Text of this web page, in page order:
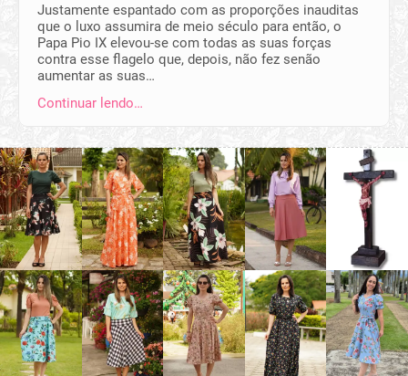
Justamente espantado com as proporções inauditas
que o luxo assumira de meio século para então, o
Papa Pio IX elevou-se com todas as suas forças
contra esse flagelo que, depois, não fez senão
aumentar as suas…
Continuar lendo…